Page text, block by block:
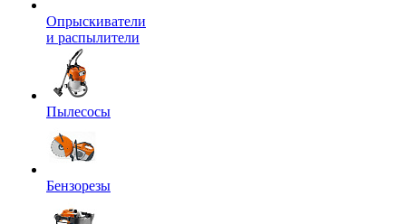
Опрыскиватели
и распылители
Пылесосы
Бензорезы